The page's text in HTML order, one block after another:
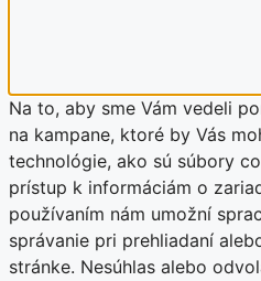
Na to, aby sme Vám vedeli
na kampane, ktoré by Vás
technológie, ako sú súbory
prístup k informáciám o
používaním nám umožní
správanie pri prehliadaní
stránke. Nesúhlas alebo